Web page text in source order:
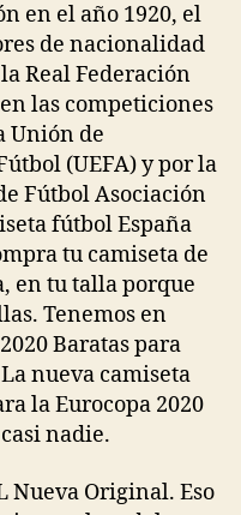
en el año 1920, el
de nacionalidad
Real Federación
las competiciones
Unión de
(UEFA) y por la
Fútbol Asociación
fútbol España
tu camiseta de
en tu talla porque
Tenemos en
Baratas para
nueva camiseta
la Eurocopa 2020
nadie.
Nueva Original. Eso